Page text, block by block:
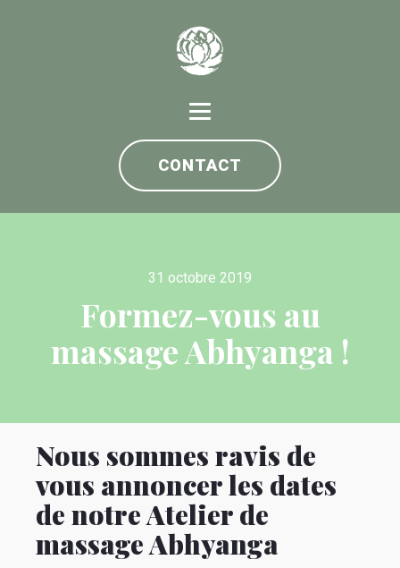
CONTACT
31 octobre 2019
Formez-vous au
massage Abhyanga !
Nous sommes ravis de
vous annoncer les dates
de notre Atelier de
massage Abhyanga